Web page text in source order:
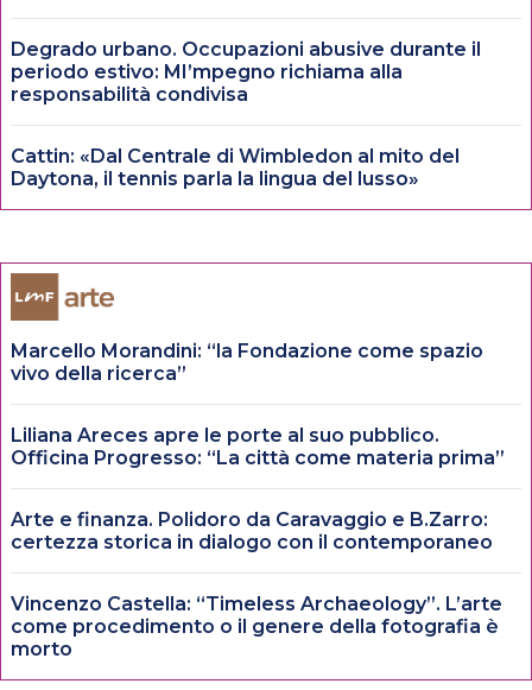
Degrado urbano. Occupazioni abusive durante il
periodo estivo: MI’mpegno richiama alla
responsabilità condivisa
Cattin: «Dal Centrale di Wimbledon al mito del
Daytona, il tennis parla la lingua del lusso»
Marcello Morandini: “la Fondazione come spazio
vivo della ricerca”
Liliana Areces apre le porte al suo pubblico.
Officina Progresso: “La città come materia prima”
Arte e finanza. Polidoro da Caravaggio e B.Zarro:
certezza storica in dialogo con il contemporaneo
Vincenzo Castella: “Timeless Archaeology”. L’arte
come procedimento o il genere della fotografia è
morto